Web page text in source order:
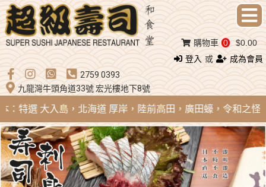
登入 或
成為會員
2759 0393
九龍灣牛頭角道33號 宏光樓地下8號
購物車 0 $0.00
：特選 大入島，北海道 厚岸，陸前高田，廣田蠔，令和之